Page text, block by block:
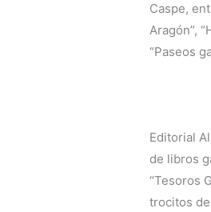
Caspe,
Aragón”,
“Paseos
Editorial
de libros
“Tesoros
trocitos de